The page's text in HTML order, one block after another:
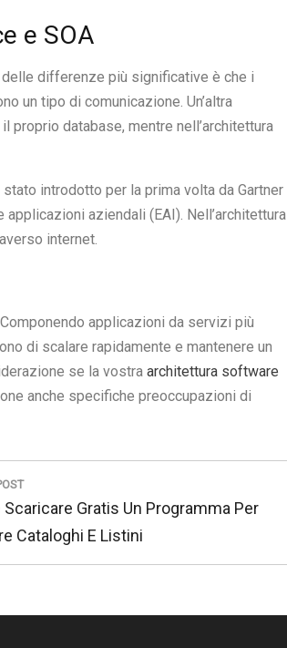
e SOA
differenze più significative è che i
un tipo di comunicazione. Un’altra
database, mentre nell’architettura
introdotto per la prima volta da Gartner
aziendali (EAI). Nell’architettura
internet.
applicazioni da servizi più
di scalare rapidamente e mantenere un
se la vostra architettura software
anche specifiche preoccupazioni di
Scaricare Gratis Un Programma Per
Cataloghi E Listini